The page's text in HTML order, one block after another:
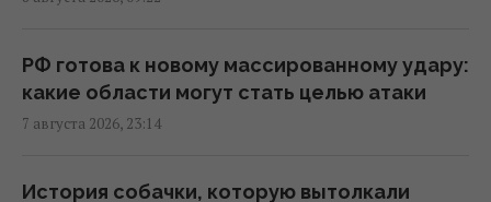
возникли масштабные пожары, есть
08:09 суббота, 08 августа 2026
РФ полностью разрушила жилой дом в
среди них ребенок
РФ готова к новому массированному удару:
какие области могут стать целью атаки
7 августа 2026, 23:14
История собачки, которую вытолкали